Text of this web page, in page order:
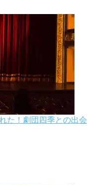
た！劇団四季との出会